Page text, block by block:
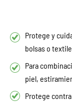
Protege y
bolsas o
Para
piel,
Protege